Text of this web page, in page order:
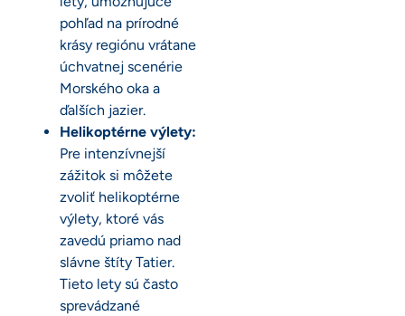
pohľad na prírodné
krásy regiónu vrátane
úchvatnej scenérie
Morského oka a
ďalších jazier.
Helikoptérne výlety:
Pre intenzívnejší
zážitok si môžete
zvoliť helikoptérne
výlety, ktoré vás
zavedú priamo nad
slávne štíty Tatier.
Tieto lety sú často
sprevádzané